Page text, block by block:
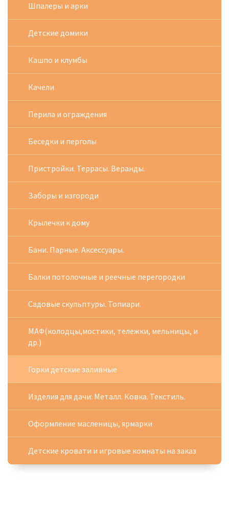
Шпалеры и арки
Детские домики
Кашпо и клумбы
Качели
Перила и ограждения
Беседки и перголы
Пристройки. Террасы. Веранды.
Заборы и изгороди
Крылечки к дому
Бани. Парные. Аксессуары.
Балки потолочные и реечные перегородки
Садовые скульптуры. Топиари.
МАФ(колодцы,мостики, тележки, мельницы, и
др.)
Горки детские заливные
Изделия для дачи: Металл. Ковка. Текстиль.
Оформление масленицы, ярмарки
Детские кровати и игровые комнаты на заказ